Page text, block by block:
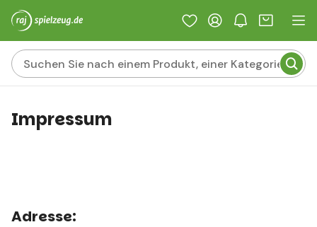
Impressum
Adresse: